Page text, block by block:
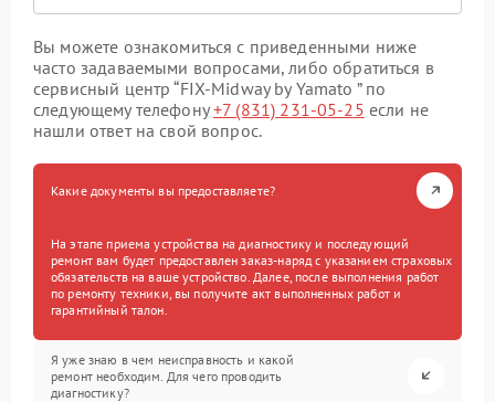
Вы можете ознакомиться с приведенными ниже
часто задаваемыми вопросами, либо обратиться в
сервисный центр “FIX-Midway by Yamato ” по
следующему телефону+7 (831) 231-05-25 если не
нашли ответ на свой вопрос.
Какие документы вы предоставляете?
На этапе приема устройства на диагностику и последующий
ремонт вам будет предоставлен заказ-наряд с указанием страховых
обязательств на ваше устройство. Далее, после выполнения работ
по ремонту техники, вы получите акт выполненных работ и
гарантийный талон.
Я уже знаю в чем неисправность и какой
ремонт необходим. Для чего проводить
диагностику?